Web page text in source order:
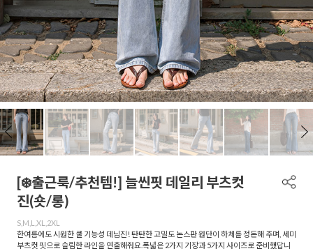
[❄️출근룩/추천템!] 늘씬핏 데일리 부츠컷
진(숏/롱)
S,M,L,XL,2XL
한여름에도 시원한 쿨 기능성 데님진! 탄탄한 고밀도 논스판 원단이 하체를 정돈해 주며, 세미
부츠컷 핏으로 슬림한 라인을 연출해줘요.폭넓은 2가지 기장과 5가지 사이즈로 준비했답니